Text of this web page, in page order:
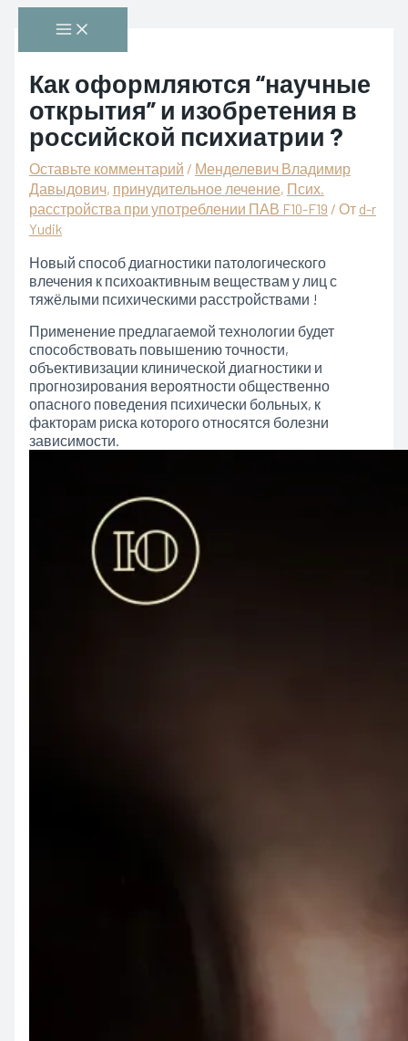
содержимому
Main
Menu
Как оформляются “научные
открытия” и изобретения в
российской психиатрии ?
Оставьте комментарий / Менделевич Владимир
Давыдович, принудительное лечение, Псих.
расстройства при употреблении ПАВ F10-F19 / От d-r
Yudik
Новый способ диагностики патологического
влечения к психоактивным веществам у лиц с
тяжёлыми психическими расстройствами !
Применение предлагаемой технологии будет
способствовать повышению точности,
объективизации клинической диагностики и
прогнозирования вероятности общественно
опасного поведения психически больных, к
факторам риска которого относятся болезни
зависимости.